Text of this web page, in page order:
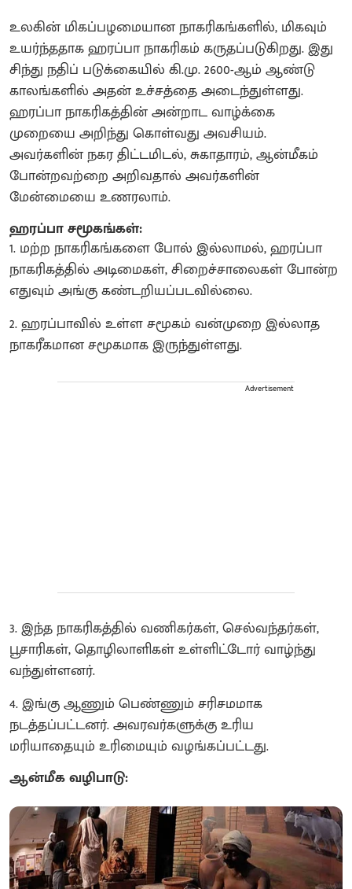
உலகின் மிகப்பழமையான நாகரிகங்களில், மிகவும்
உயர்ந்ததாக ஹரப்பா நாகரிகம் கருதப்படுகிறது. இது
சிந்து நதிப் படுக்கையில் கி.மு. 2600-ஆம் ஆண்டு
காலங்களில் அதன் உச்சத்தை அடைந்துள்ளது.
ஹரப்பா நாகரிகத்தின் அன்றாட வாழ்க்கை
முறையை அறிந்து கொள்வது அவசியம்.
அவர்களின் நகர திட்டமிடல், சுகாதாரம், ஆன்மீகம்
போன்றவற்றை அறிவதால் அவர்களின்
மேன்மையை உணரலாம்.
ஹரப்பா சமூகங்கள்:
1. மற்ற நாகரிகங்களை போல் இல்லாமல், ஹரப்பா
நாகரிகத்தில் அடிமைகள், சிறைச்சாலைகள் போன்ற
எதுவும் அங்கு கண்டறியப்படவில்லை.
​2. ஹரப்பாவில் உள்ள சமூகம் வன்முறை இல்லாத
நாகரீகமான சமூகமாக இருந்துள்ளது.
Advertisement
3. இந்த நாகரிகத்தில் வணிகர்கள், செல்வந்தர்கள்,
பூசாரிகள், தொழிலாளிகள் உள்ளிட்டோர் வாழ்ந்து
வந்துள்ளனர்.
​4. இங்கு ஆணும் பெண்ணும் சரிசமமாக
நடத்தப்பட்டனர். அவரவர்களுக்கு உரிய
மரியாதையும் உரிமையும் வழங்கப்பட்டது.
ஆன்மீக வழிபாடு: